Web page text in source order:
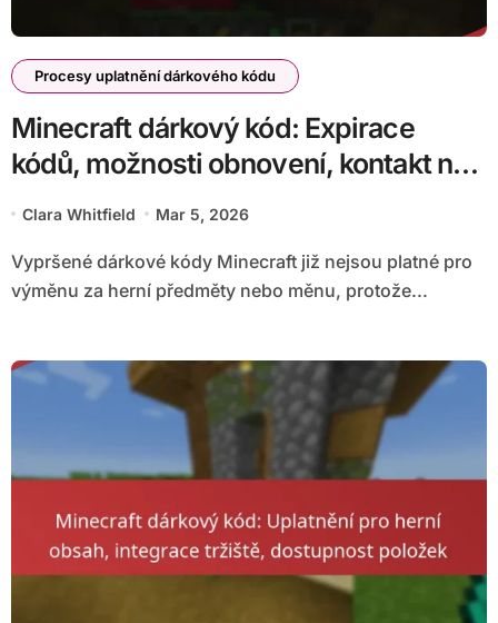
Procesy uplatnění dárkového kódu
Minecraft dárkový kód: Expirace
kódů, možnosti obnovení, kontakt na
Clara Whitfield Mar 5, 2026
Vypršené dárkové kódy Minecraft již nejsou platné pro
výměnu za herní předměty nebo měnu, protože...